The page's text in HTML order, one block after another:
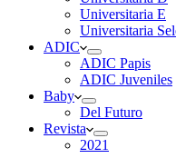
Universitaria E
Universitaria
ADIC
ADIC Papis
ADIC Juveniles
Baby
Del Futuro
Revista
2021